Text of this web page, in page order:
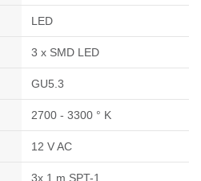
LED
3 x SMD LED
GU5.3
2700 - 3300 ° K
12 V AC
3x 1 m SPT-1